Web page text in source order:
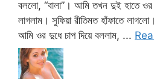
বললো, “বালা”। আমি তখন দুই হাতে
লাগলাম। সুফিয়া রীতিমত হাঁফাতে
আমি ওর দুধে চাপ দিয়ে বললাম, ...